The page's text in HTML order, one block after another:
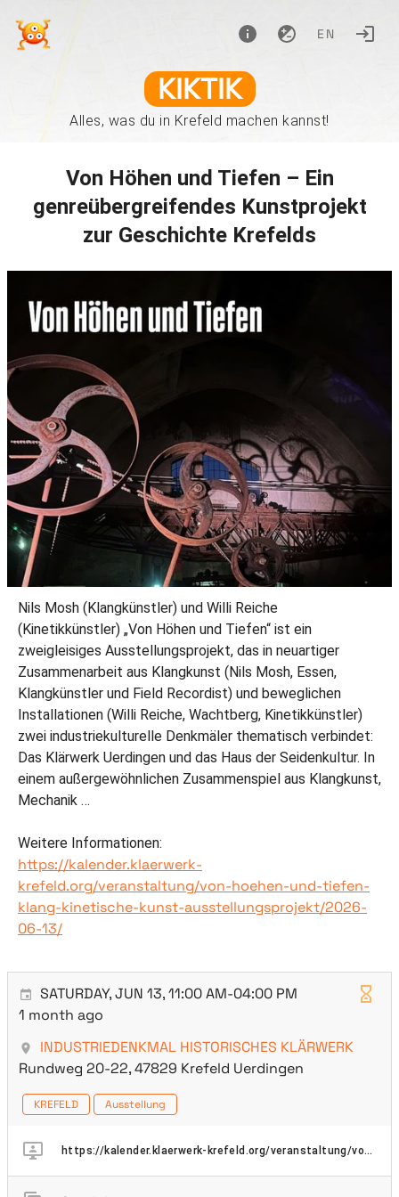
EN
KIKTIK
Alles, was du in Krefeld machen kannst!
Von Höhen und Tiefen – Ein
genreübergreifendes Kunstprojekt
zur Geschichte Krefelds
Nils Mosh (Klangkünstler) und Willi Reiche
(Kinetikkünstler) „Von Höhen und Tiefen“ ist ein
zweigleisiges Ausstellungsprojekt, das in neuartiger
Zusammenarbeit aus Klangkunst (Nils Mosh, Essen,
Klangkünstler und Field Recordist) und beweglichen
Installationen (Willi Reiche, Wachtberg, Kinetikkünstler)
zwei industriekulturelle Denkmäler thematisch verbindet:
Das Klärwerk Uerdingen und das Haus der Seidenkultur. In
einem außergewöhnlichen Zusammenspiel aus Klangkunst,
Mechanik …
Weitere Informationen:
https://kalender.klaerwerk-
krefeld.org/veranstaltung/von-hoehen-und-tiefen-
klang-kinetische-kunst-ausstellungsprojekt/2026-
06-13/
SATURDAY, JUN 13, 11:00 AM-04:00 PM
1 month ago
INDUSTRIEDENKMAL HISTORISCHES KLÄRWERK
Rundweg 20-22, 47829 Krefeld Uerdingen
KREFELD Ausstellung
https://kalender.klaerwerk-krefeld.org/veranstaltung/von-hoehen-und-tiefen-klang-kinetische-kunst-ausstellungsprojekt/2026-06-13/